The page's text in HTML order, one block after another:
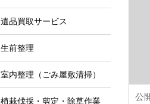
公
遺品買取サービス
生前整理
室内整理（ごみ屋敷清掃）
植栽伐採・剪定・除草作業